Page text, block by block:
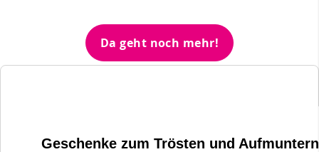
Da geht noch mehr!
Geschenke zum Trösten und Aufmuntern